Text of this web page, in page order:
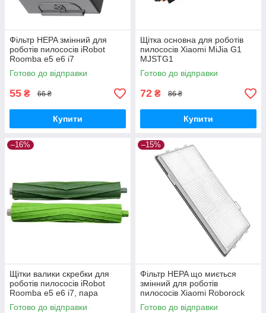
Фільтр HEPA змінний для
роботів пилососів iRobot
Roomba e5 e6 i7
Готово до відправки
55 ₴ 66 ₴
Купити
Щітка основна для роботів
пилососів Xiaomi MiJia G1
MJSTG1
Готово до відправки
72 ₴ 86 ₴
Купити
–16%
Щітки валики скребки для
роботів пилососів iRobot
Roomba e5 e6 i7, пара
Готово до відправки
–15%
Фільтр HEPA що миється
змінний для роботів
пилососів Xiaomi Roborock
T7S S7
Готово до відправки